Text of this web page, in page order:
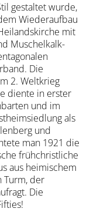
gestaltet wurde,
Wiederaufbau
mit
Muschelkalk-
Die
2. Weltkrieg
diente in erster
und im
als
und
man 1921 die
frühchristliche
aus heimischem
Turm, der
Die